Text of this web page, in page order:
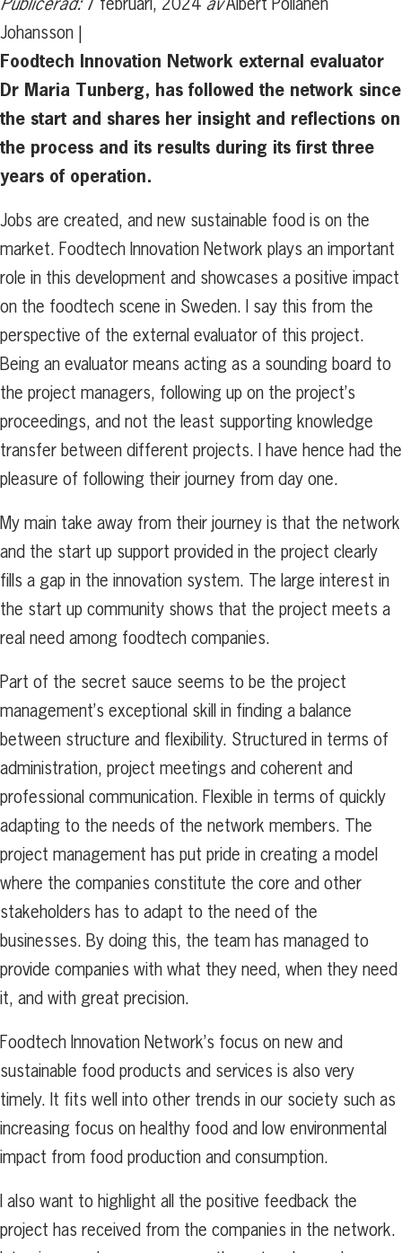
Johansson |
Foodtech Innovation Network external evaluator
Dr Maria Tunberg, has followed the network since
the start and shares her insight and reflections on
the process and its results during its first three
years of operation.
Jobs are created, and new sustainable food is on the
market. Foodtech Innovation Network plays an important
role in this development and showcases a positive impact
on the foodtech scene in Sweden. I say this from the
perspective of the external evaluator of this project.
Being an evaluator means acting as a sounding board to
the project managers, following up on the project’s
proceedings, and not the least supporting knowledge
transfer between different projects. I have hence had the
pleasure of following their journey from day one.
My main take away from their journey is that the network
and the start up support provided in the project clearly
fills a gap in the innovation system. The large interest in
the start up community shows that the project meets a
real need among foodtech companies.
Part of the secret sauce seems to be the project
management’s exceptional skill in finding a balance
between structure and flexibility. Structured in terms of
administration, project meetings and coherent and
professional communication. Flexible in terms of quickly
adapting to the needs of the network members. The
project management has put pride in creating a model
where the companies constitute the core and other
stakeholders has to adapt to the need of the
businesses. By doing this, the team has managed to
provide companies with what they need, when they need
it, and with great precision.
Foodtech Innovation Network’s focus on new and
sustainable food products and services is also very
timely. It fits well into other trends in our society such as
increasing focus on healthy food and low environmental
impact from food production and consumption.
I also want to highlight all the positive feedback the
project has received from the companies in the network.